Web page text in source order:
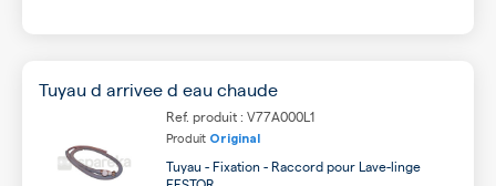
Tuyau d arrivee d eau chaude
Ref. produit : V77A000L1
Produit Original
Tuyau - Fixation - Raccord pour Lave-linge